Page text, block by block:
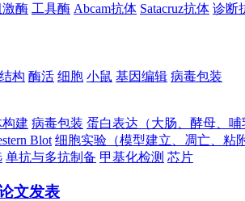
酶 工具酶 Abcam抗体 Satacruz抗体 诊断
构 酶活 细胞 小鼠 基因编辑 病毒包装
建 病毒包装 蛋白表达（大肠、酵母、
Blot 细胞实验（模型建立、凋亡、粘
单抗与多抗制备 甲基化检测 芯片
文发表